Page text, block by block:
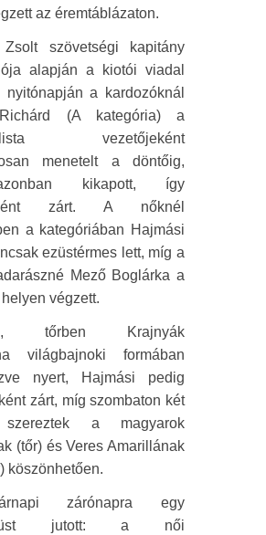
az éremtáblázaton.
Zsolt szövetségi kapitány
alapján a kiotói viadal
nyitónapján a kardozóknál
(A kategória) a
vezetőjeként
menetelt a döntőig,
kikapott, így
zárt. A nőknél
a kategóriában Hajmási
ezüstérmes lett, míg a
Mező Boglárka a
végzett.
tőrben Krajnyák
világbajnoki formában
nyert, Hajmási pedig
zárt, míg szombaton két
szereztek a magyarok
(tőr) és Veres Amarillának
köszönhetően.
zárónapra egy
jutott: a női